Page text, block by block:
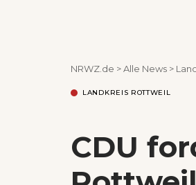
NRWZ.de >Alle News >
LANDKREIS ROTTWEIL
CDU